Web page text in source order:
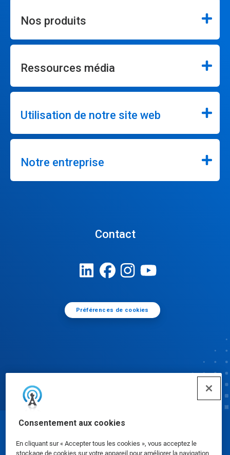
Consentement aux cookies
En cliquant sur « Accepter tous les cookies », vous acceptez le
stockage de cookies sur votre appareil pour améliorer la navigation
Nos produits
Ressources média
Utilisation de notre site web
Notre entreprise
Contact
Préférences de cookies